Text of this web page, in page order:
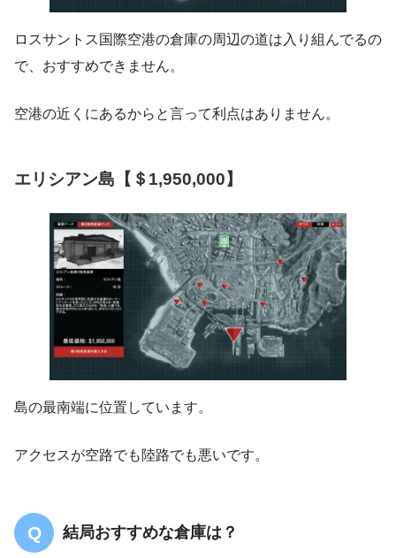
ロスサントス国際空港の倉庫の周辺の道は入り組んでるの
で、おすすめできません。
空港の近くにあるからと言って利点はありません。
エリシアン島【＄1,950,000】
島の最南端に位置しています。
アクセスが空路でも陸路でも悪いです。
結局おすすめな倉庫は？